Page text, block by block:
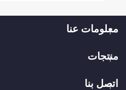
معلومات عنا
منتجات
اتصل بنا